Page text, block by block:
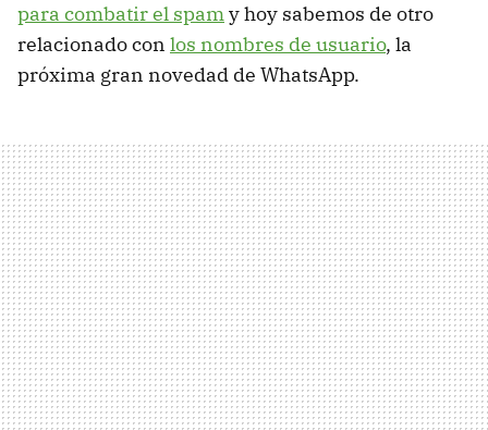
para combatir el spamy hoy sabemos de otro
relacionado con los nombres de usuario, la
próxima gran novedad de WhatsApp.